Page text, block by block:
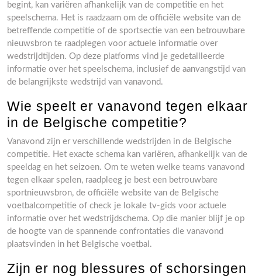
begint, kan variëren afhankelijk van de competitie en het
speelschema. Het is raadzaam om de officiële website van de
betreffende competitie of de sportsectie van een betrouwbare
nieuwsbron te raadplegen voor actuele informatie over
wedstrijdtijden. Op deze platforms vind je gedetailleerde
informatie over het speelschema, inclusief de aanvangstijd van
de belangrijkste wedstrijd van vanavond.
Wie speelt er vanavond tegen elkaar
in de Belgische competitie?
Vanavond zijn er verschillende wedstrijden in de Belgische
competitie. Het exacte schema kan variëren, afhankelijk van de
speeldag en het seizoen. Om te weten welke teams vanavond
tegen elkaar spelen, raadpleeg je best een betrouwbare
sportnieuwsbron, de officiële website van de Belgische
voetbalcompetitie of check je lokale tv-gids voor actuele
informatie over het wedstrijdschema. Op die manier blijf je op
de hoogte van de spannende confrontaties die vanavond
plaatsvinden in het Belgische voetbal.
Zijn er nog blessures of schorsingen